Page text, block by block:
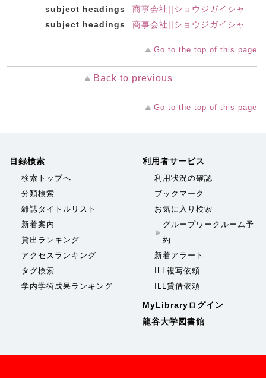
subject headings
商事会社||ショウジガイシャ
subject headings
商事会社||ショウジガイシャ
Go to the top of this page
Back to previous
Go to the top of this page
目録検索
検索トップへ
分類検索
雑誌タイトルリスト
新着案内
貸出ランキング
アクセスランキング
タグ検索
学内学術成果ランキング
利用者サービス
利用状況の確認
ブックマーク
お気に入り検索
グループワークルーム予
約
新着アラート
ILL複写依頼
ILL貸借依頼
MyLibraryログイン
龍谷大学図書館